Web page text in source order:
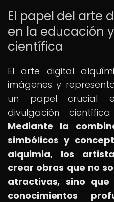
El papel del arte
en la educación
científica
El arte digital
imágenes y
un papel crucial
divulgación
Mediante la
simbólicos y
alquimia, los
crear obras que no
atractivas, sino
conocimientos